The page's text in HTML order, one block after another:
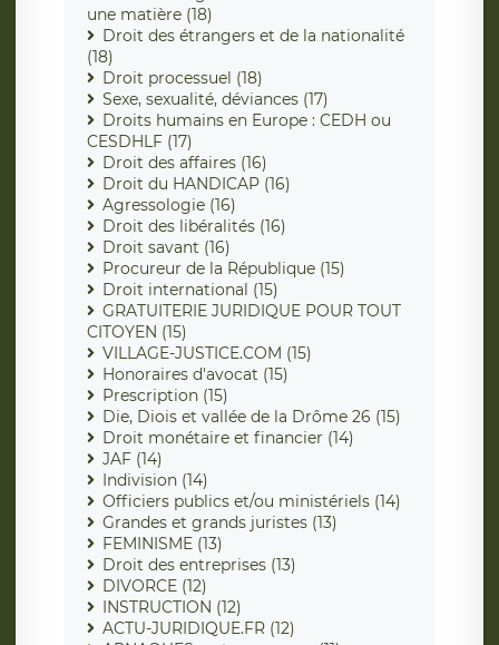
une matière (18)
Droit des étrangers et de la nationalité
(18)
Droit processuel (18)
Sexe, sexualité, déviances (17)
Droits humains en Europe : CEDH ou
CESDHLF (17)
Droit des affaires (16)
Droit du HANDICAP (16)
Agressologie (16)
Droit des libéralités (16)
Droit savant (16)
Procureur de la République (15)
Droit international (15)
GRATUITERIE JURIDIQUE POUR TOUT
CITOYEN (15)
VILLAGE-JUSTICE.COM (15)
Honoraires d'avocat (15)
Prescription (15)
Die, Diois et vallée de la Drôme 26 (15)
Droit monétaire et financier (14)
JAF (14)
Indivision (14)
Officiers publics et/ou ministériels (14)
Grandes et grands juristes (13)
FEMINISME (13)
Droit des entreprises (13)
DIVORCE (12)
INSTRUCTION (12)
ACTU-JURIDIQUE.FR (12)